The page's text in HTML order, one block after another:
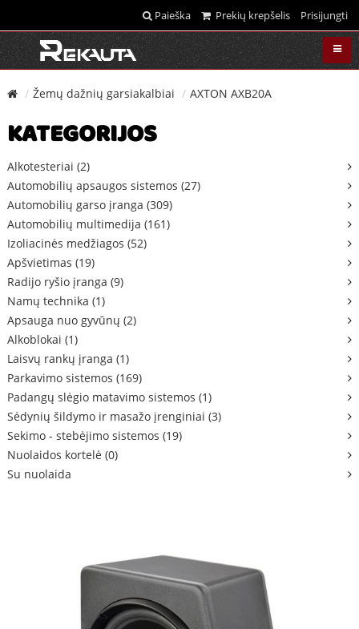
Paieška Prekių krepšelis Prisijungti
Žemų dažnių garsiakalbiai AXTON AXB20A
KATEGORIJOS
Alkotesteriai (2)
Automobilių apsaugos sistemos (27)
Automobilių garso įranga (309)
Automobilių multimedija (161)
Izoliacinės medžiagos (52)
Apšvietimas (19)
Radijo ryšio įranga (9)
Namų technika (1)
Apsauga nuo gyvūnų (2)
Alkoblokai (1)
Laisvų rankų įranga (1)
Parkavimo sistemos (169)
Padangų slėgio matavimo sistemos (1)
Sėdynių šildymo ir masažo įrenginiai (3)
Sekimo - stebėjimo sistemos (19)
Nuolaidos kortelė (0)
Su nuolaida